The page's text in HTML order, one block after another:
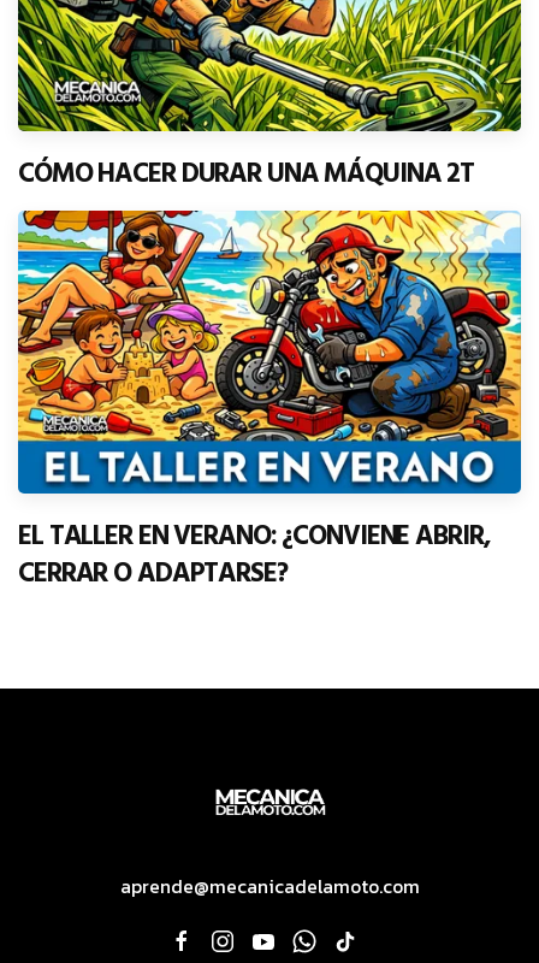
CÓMO HACER DURAR UNA MÁQUINA 2T
EL TALLER EN VERANO: ¿CONVIENE ABRIR,
CERRAR O ADAPTARSE?
aprende@mecanicadelamoto.com